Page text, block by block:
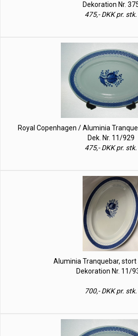
Dekoration Nr.
475,- DKK pr. stk.
Royal Copenhagen / Aluminia
Dek. Nr. 11/929
475,- DKK pr. stk.
Aluminia Tranquebar,
Dekoration Nr. 11/
700,- DKK pr. stk.